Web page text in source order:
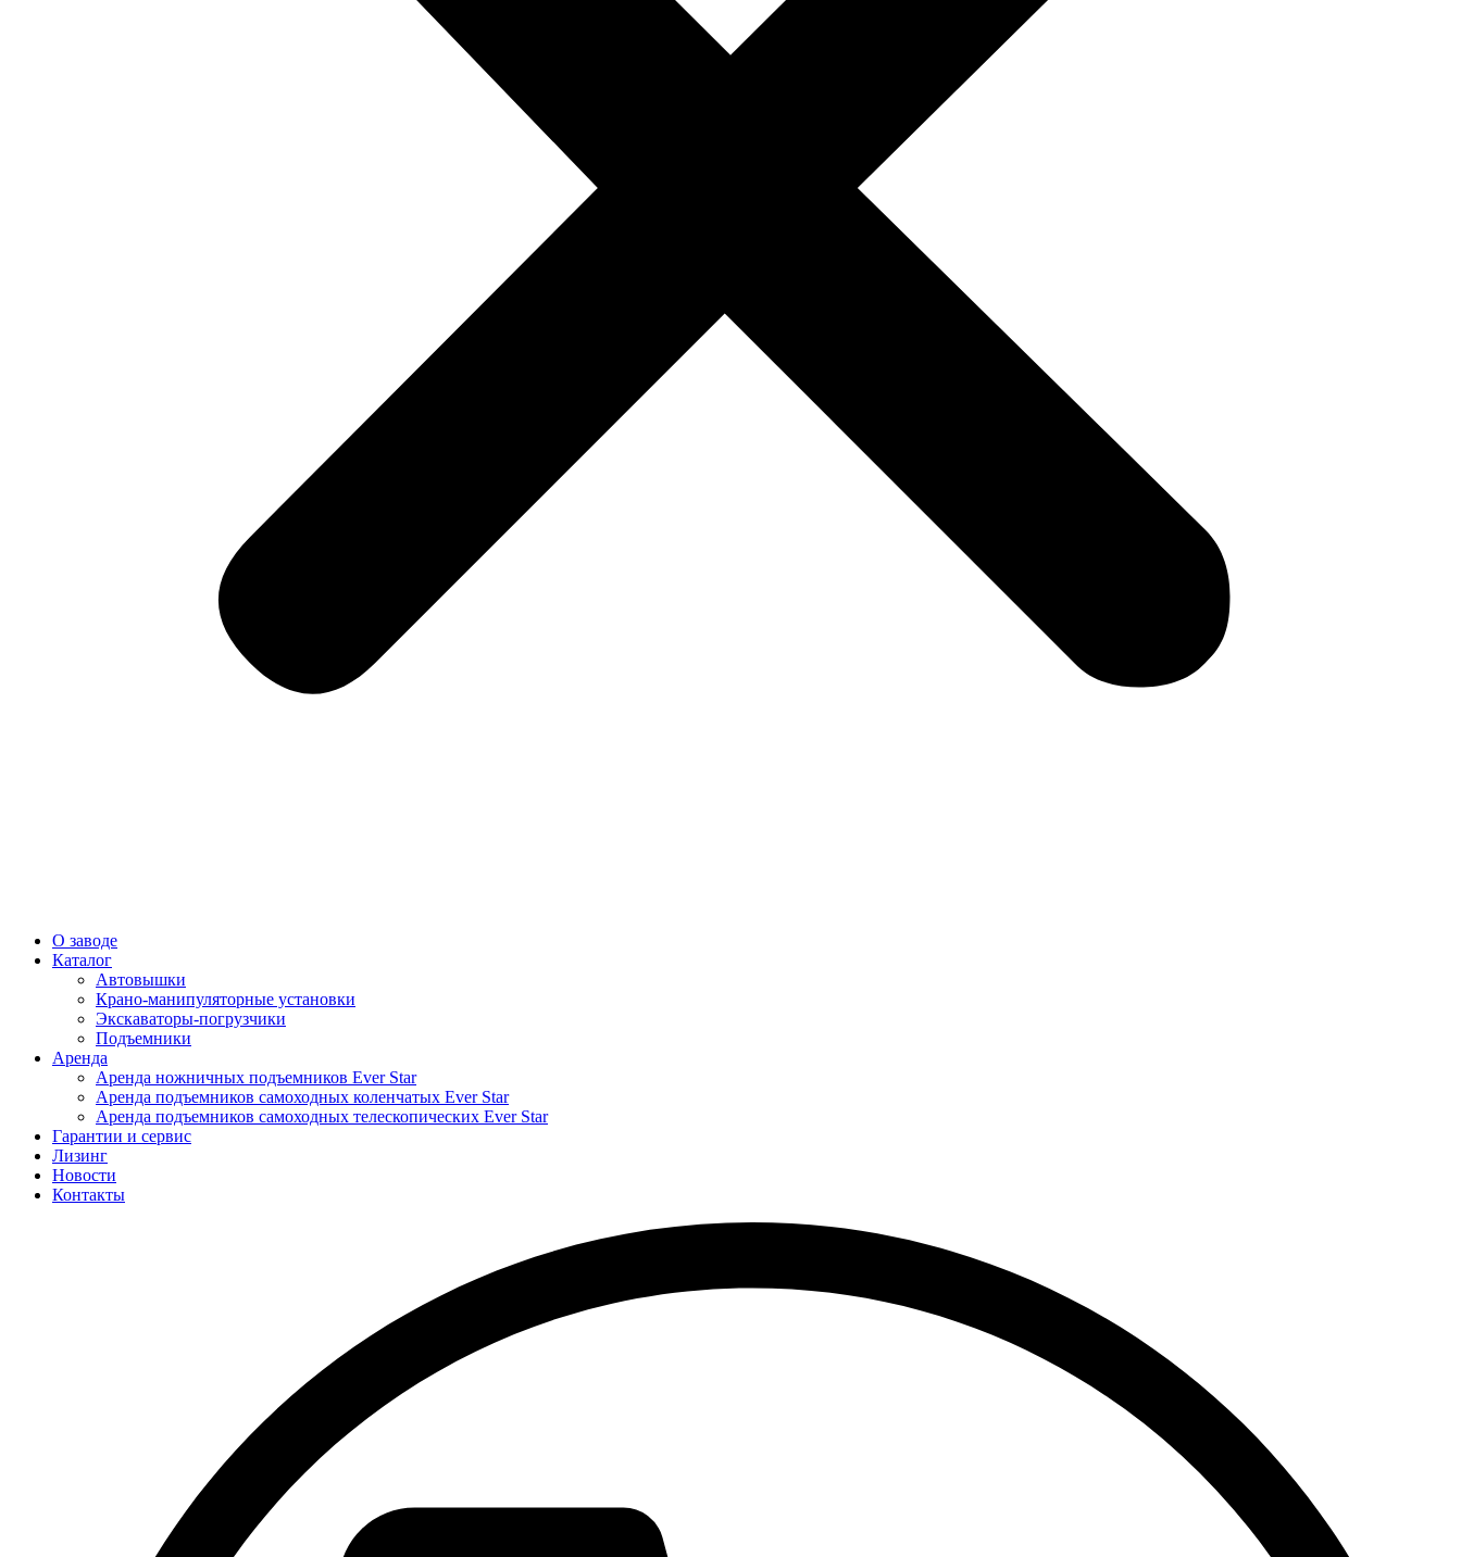
О заводе
Каталог
Автовышки
Крано-манипуляторные установки
Экскаваторы-погрузчики
Подъемники
Аренда
Аренда ножничных подъемников Ever Star
Аренда подъемников самоходных коленчатых Ever Star
Аренда подъемников самоходных телескопических Ever Star
Гарантии и сервис
Лизинг
Новости
Контакты